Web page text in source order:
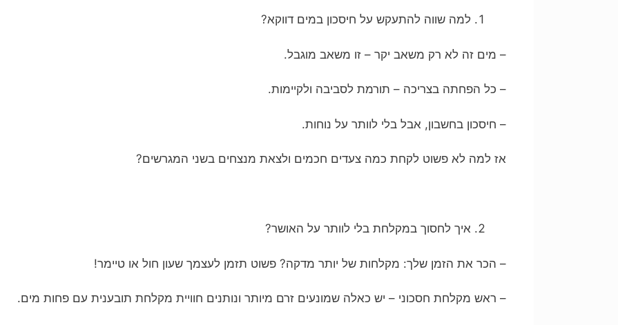
למה שווה להתעקש על חיסכון במים דווקא?
– מים זה לא רק משאב יקר – זו משאב מוגבל.
– כל הפחתה בצריכה – תורמת לסביבה ולקיימות.
– חיסכון בחשבון, אבל בלי לוותר על נוחות.
אז למה לא פשוט לקחת כמה צעדים חכמים ולצאת מנצחים בשני המגרשים?
איך לחסוך במקלחת בלי לוותר על האושר?
– הכר את הזמן שלך: מקלחות של יותר מדקה? פשוט תזמן לעצמך שעון חול או טיימר!
– ראש מקלחת חסכוני – יש כאלה שמונעים זרם מיותר ונותנים חוויית מקלחת תובענית עם פחות מים.